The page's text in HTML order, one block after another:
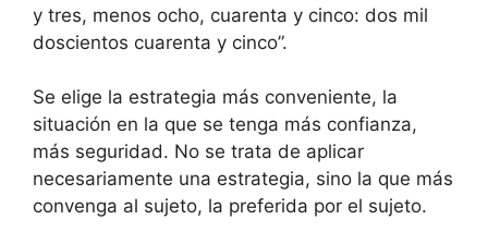
y tres, menos ocho, cuarenta y cinco: dos mil
doscientos cuarenta y cinco”.
Se elige la estrategia más conveniente, la
situación en la que se tenga más confianza,
más seguridad. No se trata de aplicar
necesariamente una estrategia, sino la que más
convenga al sujeto, la preferida por el sujeto.